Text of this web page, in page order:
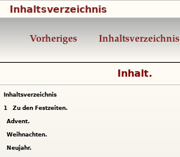
Inhaltsverzeichnis
Vorheriges Inhaltsverzeichnis
Inhalt.
Inhaltsverzeichnis
1 Zu den Festzeiten.
Advent.
Weihnachten.
Neujahr.